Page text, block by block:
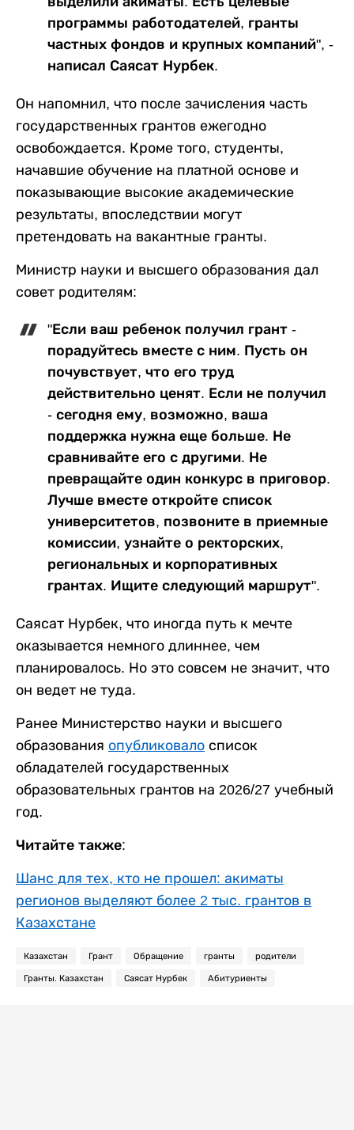
программы работодателей, гранты
частных фондов и крупных компаний", -
написал Саясат Нурбек.
Он напомнил, что после зачисления часть
государственных грантов ежегодно
освобождается. Кроме того, студенты,
начавшие обучение на платной основе и
показывающие высокие академические
результаты, впоследствии могут
претендовать на вакантные гранты.
Министр науки и высшего образования дал
совет родителям:
"Если ваш ребенок получил грант -
порадуйтесь вместе с ним. Пусть он
почувствует, что его труд
действительно ценят. Если не получил
- сегодня ему, возможно, ваша
поддержка нужна еще больше. Не
сравнивайте его с другими. Не
превращайте один конкурс в приговор.
Лучше вместе откройте список
университетов, позвоните в приемные
комиссии, узнайте о ректорских,
региональных и корпоративных
грантах. Ищите следующий маршрут".
Саясат Нурбек, что иногда путь к мечте
оказывается немного длиннее, чем
планировалось. Но это совсем не значит, что
он ведет не туда.
Ранее Министерство науки и высшего
образования опубликовало список
обладателей государственных
образовательных грантов на 2026/27 учебный
год.
Читайте также:
Шанс для тех, кто не прошел: акиматы
регионов выделяют более 2 тыс. грантов в
Казахстане
Казахстан Грант Обращение гранты родители
Гранты. Казахстан Саясат Нурбек Абитуриенты